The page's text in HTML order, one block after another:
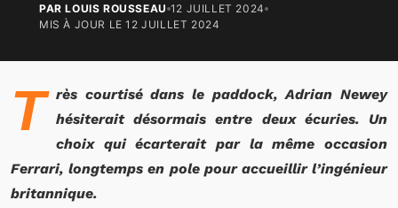
PAR LOUIS ROUSSEAU 12 JUILLET 2024
MIS À JOUR LE12 JUILLET 2024
T
rès courtisé dans le paddock, Adrian Newey
hésiterait désormais entre deux écuries. Un
choix qui écarterait par la même occasion
Ferrari, longtemps en pole pour accueillir l’ingénieur
britannique.